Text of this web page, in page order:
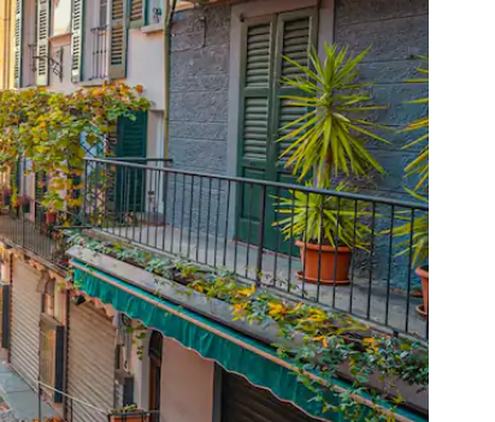
atau teroka dengan sentuhan atau gerak leret.